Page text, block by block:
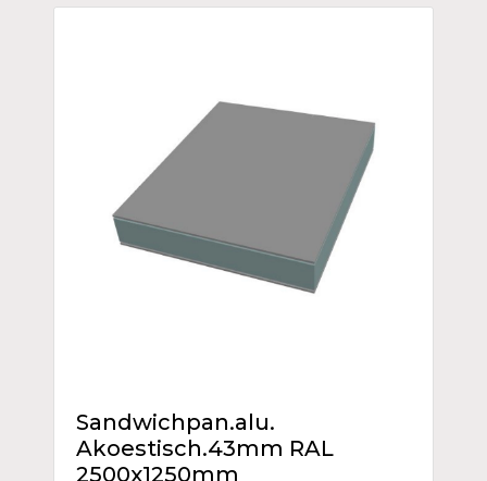
Sandwichpan.alu.
Akoestisch.43mm RAL
2500x1250mm